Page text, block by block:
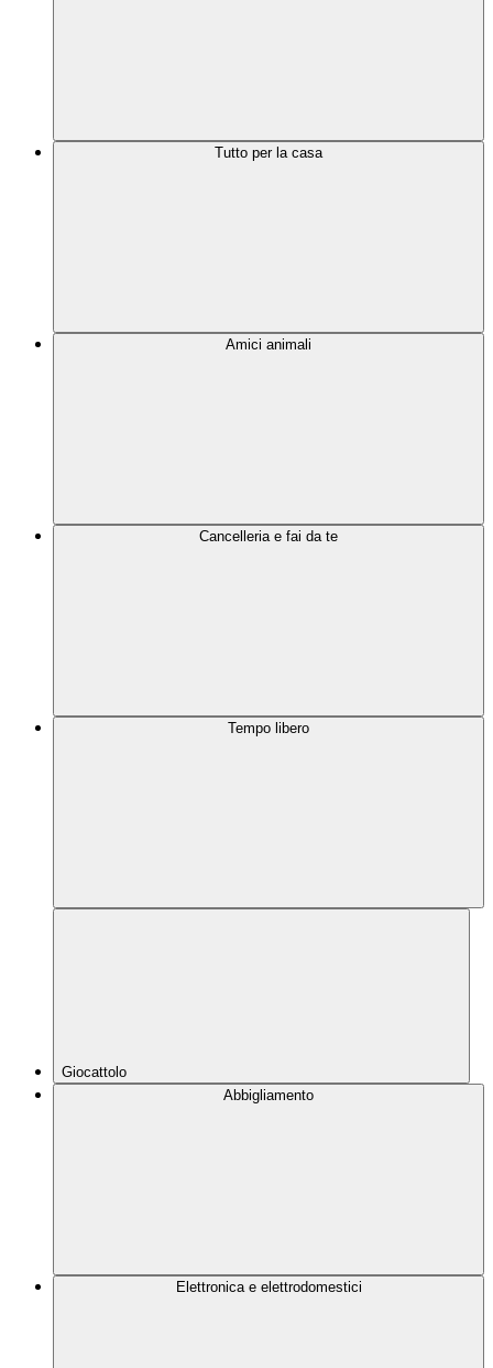
Tutto per la casa
Amici animali
Cancelleria e fai da te
Tempo libero
Giocattolo
Abbigliamento
Elettronica e elettrodomestici